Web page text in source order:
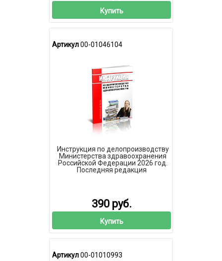
Купить
Артикул00-01046104
Инструкция по делопроизводству
Министерства здравоохранения
Российской Федерации 2026 год.
Последняя редакция
390 руб.
Купить
Артикул00-01010993